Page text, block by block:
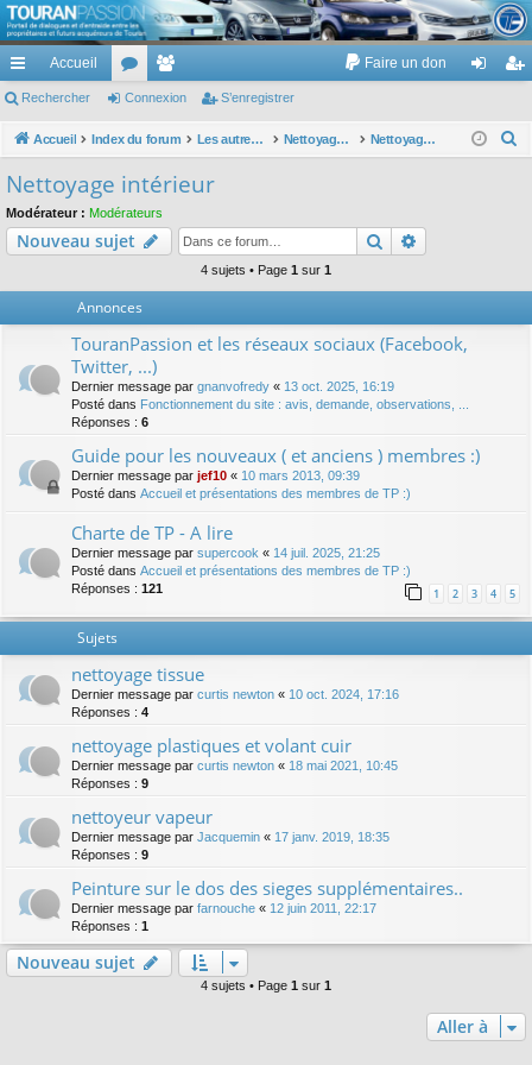
TouranPassion
Le forum des propriétaires ou futurs acquéreurs du Volkswagen Touran
cc
ès
pi
de
Accueil
or
u
e
m
Faire un don
ne nr
Rechercher Connexion S’enregistrer
Accueil Index du forum Les autres voitures et ce qui touche à la voiture Nettoyage des voitures Nettoyage intérieur
c
Nettoyage intérieur
Modérateur : Modérateurs
Nouveau sujet Rechercher
4 sujets • Page 1 sur 1
Annonces
TouranPassion et les réseaux sociaux (Facebook,
Twitter, ...)
Dernier message par gnanvofredy « 13 oct. 2025, 16:19
Posté dans Fonctionnement du site : avis, demande, observations, ...
Réponses : 6
Guide pour les nouveaux ( et anciens ) membres :)
Dernier message par jef10 « 10 mars 2013, 09:39
Posté dans Accueil et présentations des membres de TP :)
Charte de TP - A lire
Dernier message par supercook « 14 juil. 2025, 21:25
Posté dans Accueil et présentations des membres de TP :)
Réponses : 121 1 2 3 4 5
Sujets
nettoyage tissue
Dernier message par curtis newton « 10 oct. 2024, 17:16
Réponses : 4
nettoyage plastiques et volant cuir
Dernier message par curtis newton « 18 mai 2021, 10:45
Réponses : 9
nettoyeur vapeur
Dernier message par Jacquemin « 17 janv. 2019, 18:35
Réponses : 9
Peinture sur le dos des sieges supplémentaires..
Dernier message par farnouche « 12 juin 2011, 22:17
Réponses : 1
Nouveau sujet
4 sujets • Page 1 sur 1
Aller à